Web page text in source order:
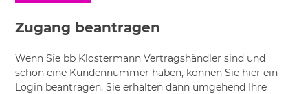
Zugang beantragen
Wenn Sie bb Klostermann Vertragshändler sind und
schon eine Kundennummer haben, können Sie hier ein
Login beantragen. Sie erhalten dann umgehend Ihre